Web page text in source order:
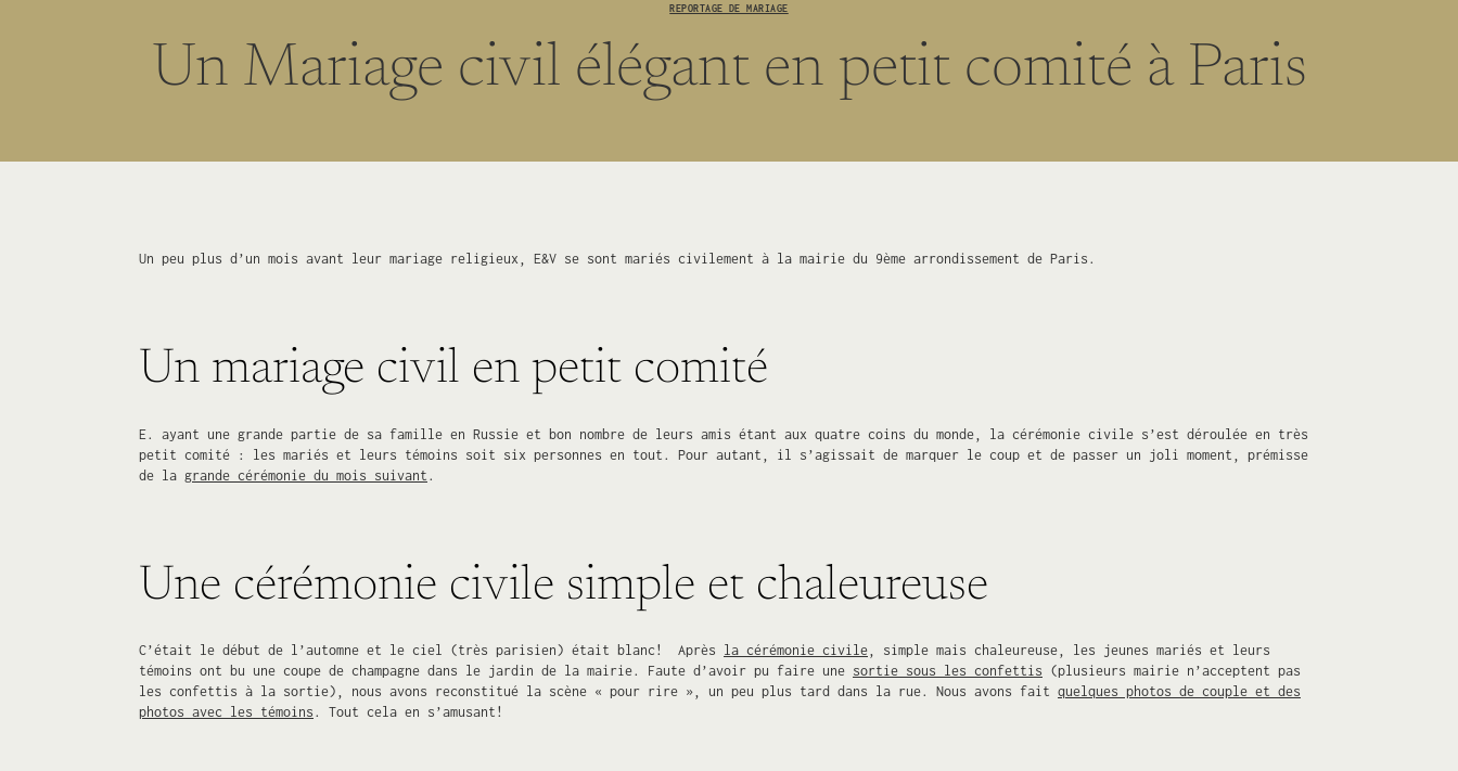
REPORTAGE DE MARIAGE
Un Mariage civil élégant en petit comité à Paris
Un peu plus d’un mois avant leur mariage religieux, E&V se sont mariés civilement à la mairie du 9ème arrondissement de Paris.
Un mariage civil en petit comité
E. ayant une grande partie de sa famille en Russie et bon nombre de leurs amis étant aux quatre coins du monde, la cérémonie civile s’est déroulée en très
petit comité : les mariés et leurs témoins soit six personnes en tout. Pour autant, il s’agissait de marquer le coup et de passer un joli moment, prémisse
de la grande cérémonie du mois suivant .
Une cérémonie civile simple et chaleureuse
C’était le début de l’automne et le ciel (très parisien) était blanc! Après la cérémonie civile, simple mais chaleureuse, les jeunes mariés et leurs
témoins ont bu une coupe de champagne dans le jardin de la mairie. Faute d’avoir pu faire une sortie sous les confettis (plusieurs mairie n’acceptent pas
les confettis à la sortie), nous avons reconstitué la scène « pour rire », un peu plus tard dans la rue. Nous avons fait quelques photos de couple et des
photos avec les témoins . Tout cela en s’amusant!